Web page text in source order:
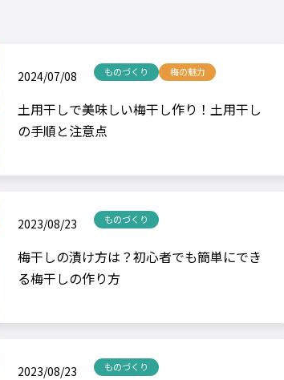
2024/07/08 ものづくり 梅の魅力
土用干しで美味しい梅干し作り！土用干し
の手順と注意点
2023/08/23 ものづくり
梅干しの漬け方は？初心者でも簡単にでき
る梅干しの作り方
2023/08/23 ものづくり